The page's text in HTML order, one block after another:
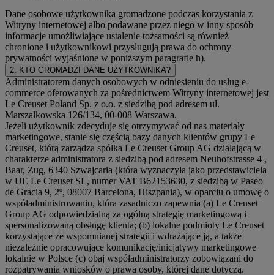
Dane osobowe użytkownika gromadzone podczas korzystania z
Witryny internetowej albo podawane przez niego w inny sposób
informacje umożliwiające ustalenie tożsamości są również
chronione i użytkownikowi przysługują prawa do ochrony
prywatności wyjaśnione w poniższym paragrafie h).
2. KTO GROMADZI DANE UŻYTKOWNIKA?
Administratorem danych osobowych w odniesieniu do usług e-
commerce oferowanych za pośrednictwem Witryny internetowej jest
Le Creuset Poland Sp. z o.o. z siedzibą pod adresem ul.
Marszałkowska 126/134, 00-008 Warszawa.
Jeżeli użytkownik zdecyduje się otrzymywać od nas materiały
marketingowe, stanie się częścią bazy danych klientów grupy Le
Creuset, którą zarządza spółka Le Creuset Group AG działającą w
charakterze administratora z siedzibą pod adresem Neuhofstrasse 4 ,
Baar, Zug, 6340 Szwajcaria (która wyznaczyła jako przedstawiciela
w UE Le Creuset SL, numer VAT B62153630, z siedzibą w Paseo
de Gracia 9, 2º, 08007 Barcelona, Hiszpania), w oparciu o umowę o
współadministrowaniu, która zasadniczo zapewnia (a) Le Creuset
Group AG odpowiedzialną za ogólną strategię marketingową i
spersonalizowaną obsługę klienta; (b) lokalne podmioty Le Creuset
korzystające ze wspomnianej strategii i wdrażające ją, a także
niezależnie opracowujące komunikację/inicjatywy marketingowe
lokalnie w Polsce (c) obaj współadministratorzy zobowiązani do
rozpatrywania wniosków o prawa osoby, której dane dotyczą.